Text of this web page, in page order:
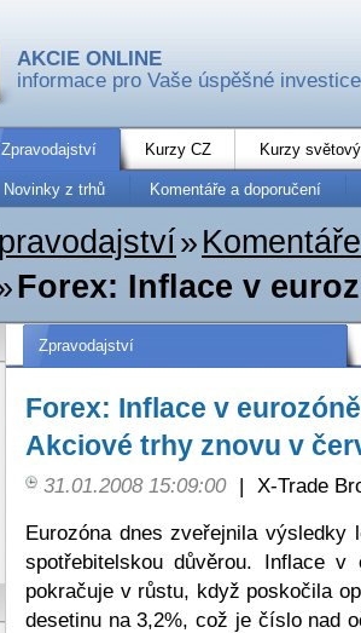
AKCIE ONLINE
informace pro Vaše úspěšné investice
Zpravodajství Kurzy CZ Kurzy
Novinky z trhů Komentáře a doporučení
»
Forex: Inflace v
Zpravodajství
Forex: Inflace v
Akciové trhy znovu v
31.01.2008 15:09:00 | X-Trade
Eurozóna dnes zveřejnila výsledky
spotřebitelskou důvěrou. Inflace
pokračuje v růstu, když poskočila
desetinu na 3,2%, což je číslo nad